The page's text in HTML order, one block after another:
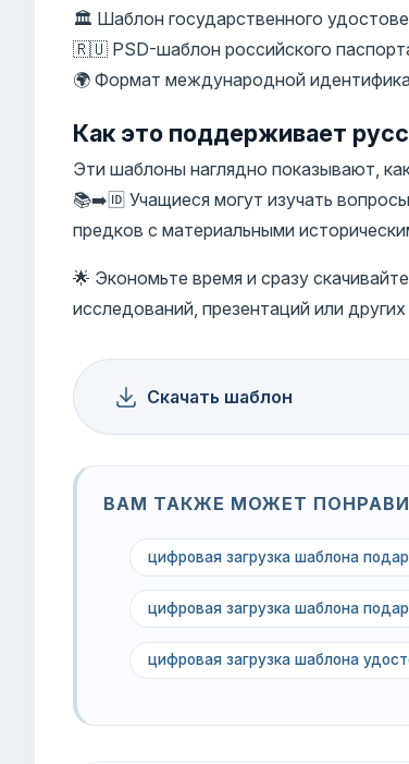
🏛️ Шаблон государственного
🇷🇺 PSD-шаблон российского
🌍 Формат международной
Как это поддерживает
Эти шаблоны наглядно показывают,
📚➡️🆔 Учащиеся могут изучать
предков с материальными
🌟 Экономьте время и сразу
исследований, презентаций или
Скачать шаблон
ВАМ ТАКЖЕ МОЖЕТ
цифровая загрузка шаблона
цифровая загрузка шаблона
цифровая загрузка шаблона